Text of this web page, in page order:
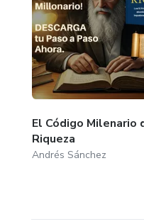
El Código Milenario
Riqueza
Andrés Sánchez